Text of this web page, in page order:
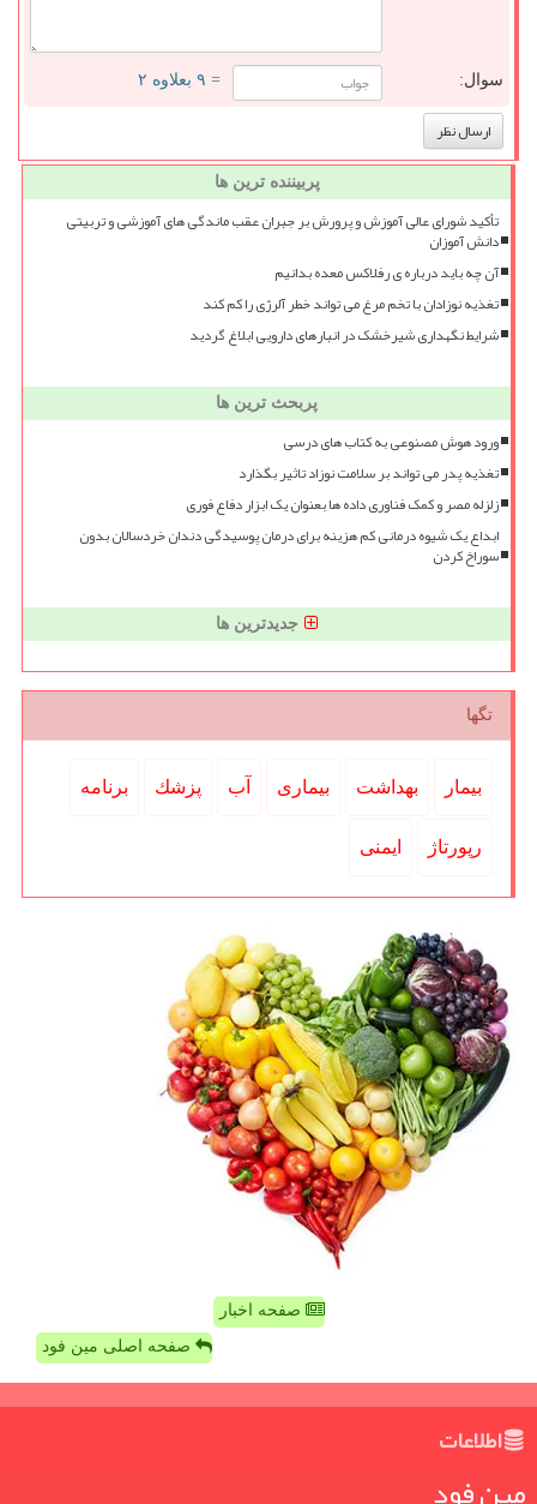
سوال: = ۹ بعلاوه ۲
پربیننده ترین ها
تأکید شورای عالی آموزش و پرورش بر جبران عقب ماندگی های آموزشی و تربیتی
دانش آموزان
آن چه باید درباره ی رفلاکس معده بدانیم
تغذیه نوزادان با تخم مرغ می تواند خطر آلرژی را کم کند
شرایط نگهداری شیرخشک در انبارهای دارویی ابلاغ گردید
پربحث ترین ها
ورود هوش مصنوعی به کتاب های درسی
تغذیه پدر می تواند بر سلامت نوزاد تاثیر بگذارد
زلزله مصر و کمک فناوری داده ها بعنوان یک ابزار دفاع فوری
ابداع یک شیوه درمانی کم هزینه برای درمان پوسیدگی دندان خردسالان بدون
سوراخ کردن
جدیدترین ها
تگها
بیمار بهداشت بیماری آب پزشك برنامه
رپورتاژ ایمنی
صفحه اخبار
صفحه اصلی مین فود
اطلاعات